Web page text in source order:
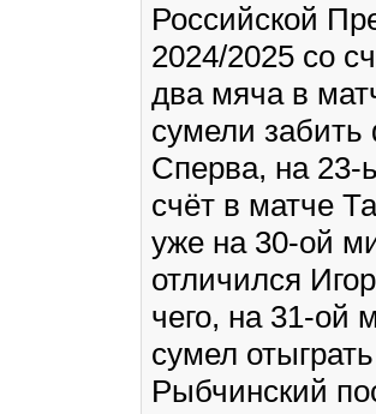
Российской
2024/2025 со
два мяча в
сумели
Сперва, на 23-
счёт в матче
уже на 30-ой
отличился
чего, на 31-ой
сумел
Рыбчинский